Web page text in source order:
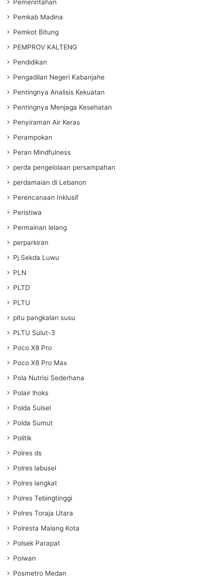
Pemerintahan
Pemkab Madina
Pemkot Bitung
PEMPROV KALTENG
Pendidikan
Pengadilan Negeri Kabanjahe
Pentingnya Analisis Kekuatan
Pentingnya Menjaga Kesehatan
Penyiraman Air Keras
Perampokan
Peran Mindfulness
perda pengelolaan persampahan
perdamaian di Lebanon
Perencanaan Inklusif
Peristiwa
Permainan lelang
perparkiran
Pj Sekda Luwu
PLN
PLTD
PLTU
pltu pangkalan susu
PLTU Sulut-3
Poco X8 Pro
Poco X8 Pro Max
Pola Nutrisi Sederhana
Polair lhoks
Polda Sulsel
Polda Sumut
Politik
Polres ds
Polres labusel
Polres langkat
Polres Tebingtinggi
Polres Toraja Utara
Polresta Malang Kota
Polsek Parapat
Polwan
Posmetro Medan